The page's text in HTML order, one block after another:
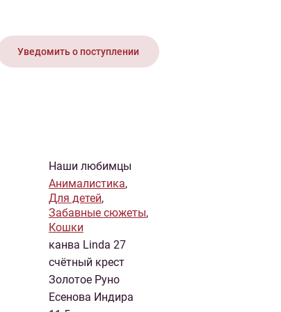
Носки Тапочки
Уведомить о поступлении
Наши любимцы
Анималистика,
Для детей,
Забавные сюжеты,
Кошки
канва Linda 27
счётный крест
Золотое Руно
Есенова Индира